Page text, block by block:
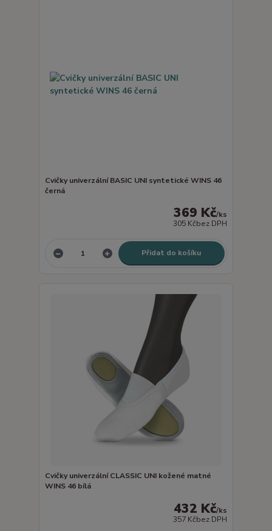
Cvičky univerzální BASIC UNI syntetické WINS 46
černá
369 Kč/ks
305 Kčbez DPH
Přidat do košíku
Cvičky univerzální CLASSIC UNI kožené matné
WINS 46 bílá
432 Kč/ks
357 Kčbez DPH